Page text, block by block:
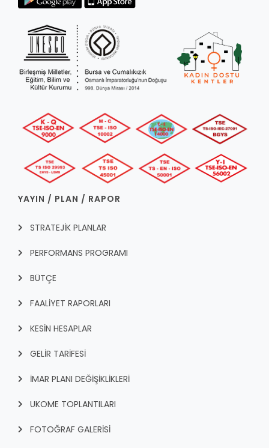
YAYIN / PLAN / RAPOR
STRATEJİK PLANLAR
PERFORMANS PROGRAMI
BÜTÇE
FAALİYET RAPORLARI
KESİN HESAPLAR
GELİR TARİFESİ
İMAR PLANI DEĞİŞİKLİKLERİ
UKOME TOPLANTILARI
FOTOĞRAF GALERİSİ